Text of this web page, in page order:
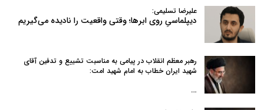
علیرضا تسلیمی:
دیپلماسیِ روی ابرها؛ وقتی واقعیت را نادیده می‌گیریم
رهبر معظم انقلاب در پیامی به‌ مناسبت تشییع و تدفین آقای
شهید ایران خطاب به امام شهید امت:
…